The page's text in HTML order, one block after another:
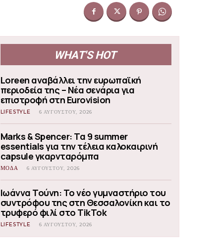
WHAT'S HOT
Loreen αναβάλλει την ευρωπαϊκή
περιοδεία της – Νέα σενάρια για
επιστροφή στη Eurovision
LIFESTYLE 6 ΑΥΓΟΎΣΤΟΥ, 2026
Marks & Spencer: Τα 9 summer
essentials για την τέλεια καλοκαιρινή
capsule γκαρνταρόμπα
ΜΟΔΑ 6 ΑΥΓΟΎΣΤΟΥ, 2026
Ιωάννα Τούνη: Το νέο γυμναστήριο του
συντρόφου της στη Θεσσαλονίκη και το
τρυφερό φιλί στο TikTok
LIFESTYLE 6 ΑΥΓΟΎΣΤΟΥ, 2026